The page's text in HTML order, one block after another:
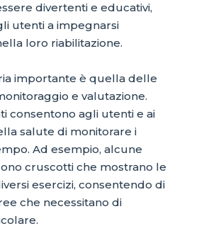
divertenti e educativi,
utenti a impegnarsi
loro riabilitazione.
importante è quella delle
e valutazione.
consentono agli utenti e ai
salute di monitorare i
Ad esempio, alcune
cruscotti che mostrano le
esercizi, consentendo di
che necessitano di